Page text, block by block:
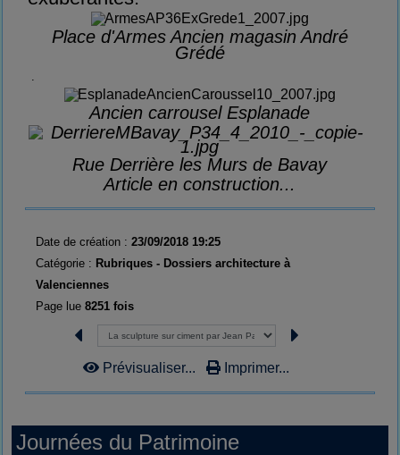
Journées du Patrimoine
Place d'Armes Ancien magasin André
Grédé
Ancien carrousel Esplanade
Rue Derrière les Murs de Bavay
Article en construction...
Date de création :23/09/2018 19:25
Catégorie : Rubriques - Dossiers architecture à
Valenciennes
Page lue8251 fois
Prévisualiser... Imprimer...